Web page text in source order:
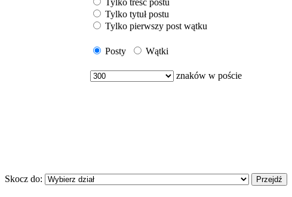
Tylko treść postu
Tylko tytuł postu
Tylko pierwszy post wątku
Posty Wątki
znaków w poście
Skocz do: